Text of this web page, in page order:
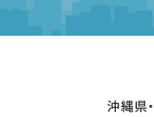
沖縄県